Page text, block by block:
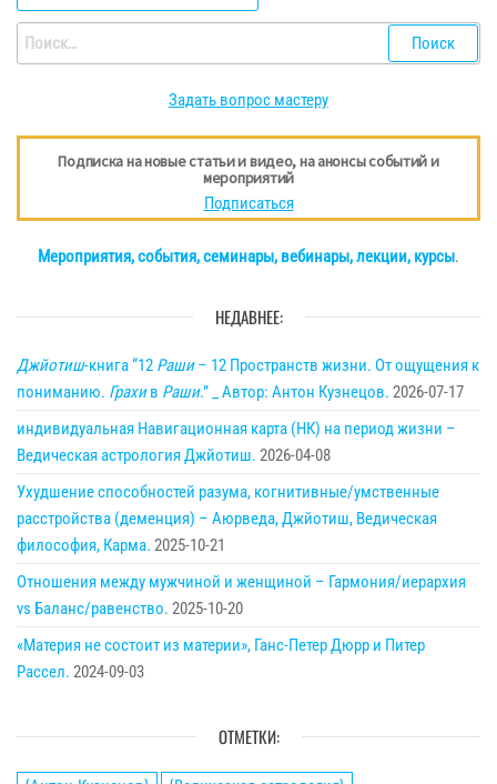
Найти:
Задать вопрос мастеру
Подписка на новые статьи и видео, на анонсы событий и
мероприятий
Подписаться
Мероприятия, события, семинары, вебинары, лекции, курсы.
НЕДАВНЕЕ:
Джйотиш-книга “12 Раши– 12 Пространств жизни. От ощущения к
пониманию. Грахив Раши.” _ Автор: Антон Кузнецов. 2026-07-17
индивидуальная Навигационная карта (НК) на период жизни –
Ведическая астрология Джйотиш. 2026-04-08
Ухудшение способностей разума, когнитивные/умственные
расстройства (деменция) – Аюрведа, Джйотиш, Ведическая
философия, Карма. 2025-10-21
Отношения между мужчиной и женщиной – Гармония/иерархия
vs Баланс/равенство. 2025-10-20
«Материя не состоит из материи», Ганс-Петер Дюрр и Питер
Рассел. 2024-09-03
ОТМЕТКИ: